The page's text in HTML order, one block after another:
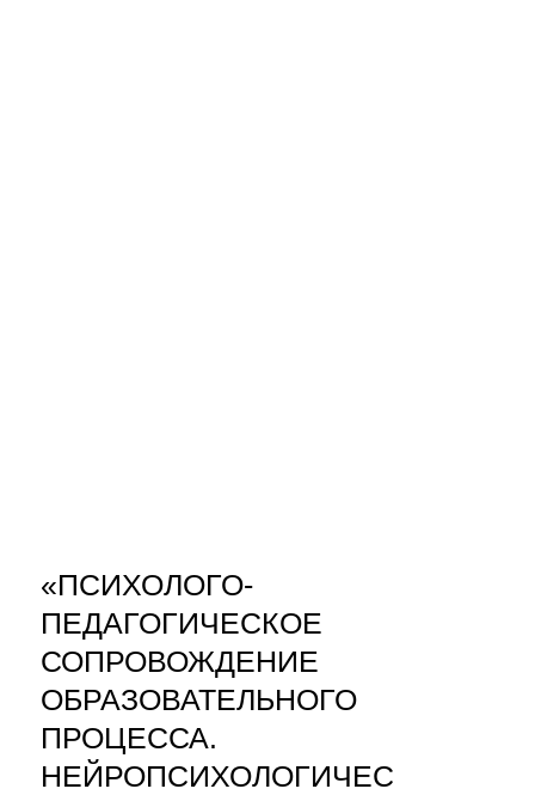
«ПСИХОЛОГО-
ПЕДАГОГИЧЕСКОЕ
СОПРОВОЖДЕНИЕ
ОБРАЗОВАТЕЛЬНОГО
ПРОЦЕССА.
НЕЙРОПСИХОЛОГИЧЕС